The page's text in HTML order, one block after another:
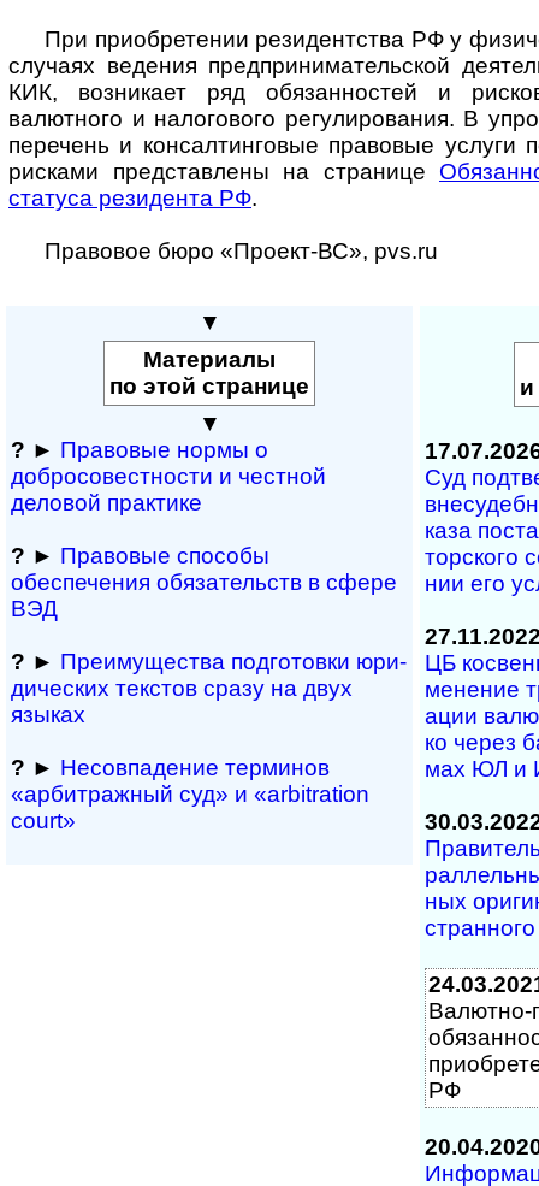
При приобретении резидентства РФ у
случаях ведения предпринимательской
КИК, возникает ряд обязанностей и
валютного и налогового регулирования. В
перечень и консалтинговые правовые
рисками представлены на странице
статуса резидента РФ.
Правовое бюро «Проект-ВС», pvs.ru
▼
Материалы
по этой странице
▼
? ► Правовые нормы о
добросовестности и чест­ной
деловой практике
? ► Правовые способы
обеспечения обяза­тельств в сфере
ВЭД
? ► Преимущества под­гото­вки юри­
ди­чес­ких тек­с­тов сразу на двух
языках
? ► Несовпадение терминов
«арбитражный суд» и «arbitration
court»
и
Суд
ка­за
тор­с­ко­го
нии его
ЦБ
ме­не­ние
а­ции
ко че­рез
мах ЮЛ и
ных
Валютно-
РФ